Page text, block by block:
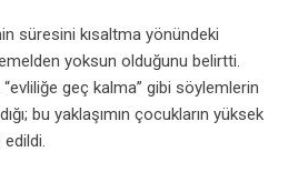
süresini kısaltma yönündeki
yoksun olduğunu belirtti.
geç kalma” gibi söylemlerin
bu yaklaşımın çocukların yüksek
edildi.